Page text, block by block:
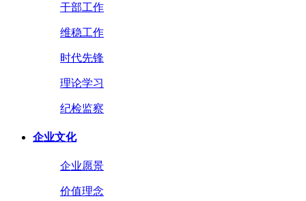
干部工作
维稳工作
时代先锋
理论学习
纪检监察
企业文化
企业愿景
价值理念